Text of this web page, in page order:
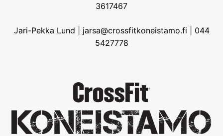
3617467
Jari-Pekka Lund | jarsa@crossfitkoneistamo.fi | 044
5427778